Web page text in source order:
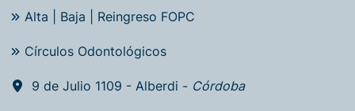
Alta | Baja | Reingreso FOPC
Círculos Odontológicos
9 de Julio 1109 - Alberdi - Córdoba